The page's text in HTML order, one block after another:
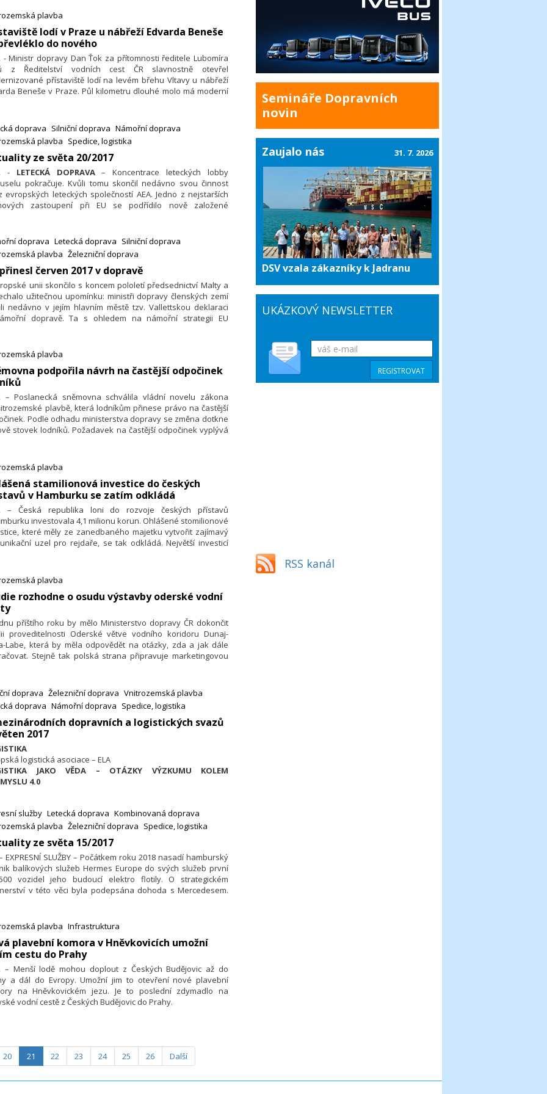
Sobotku, aby Koncepce byla projednána a schválena
současnou vládou.
plavba
lodí v Praze u nábřeží Edvarda Beneše
do nového
- Ministr dopravy Dan Ťok za přítomnosti ředitele Lubomíra
z Ředitelství vodních cest ČR slavnostně otevřel
přístaviště lodí na levém břehu Vltavy u nábřeží
Beneše v Praze. Půl kilometru dlouhé molo má moderní
doprava Silniční doprava Námořní doprava
plavba Spedice, logistika
ze světa 20/2017
- LETECKÁ DOPRAVA– Koncentrace leteckých lobby
pokračuje. Kvůli tomu skončil nedávno svou činnost
evropských leteckých společností AEA. Jedno z nejstarších
zastoupení při EU se podřídilo nově založené
let existovat“, nyní vedoucí představitelé vydali sdělení
na rozloučenou“ o rozpuštění svazu
doprava Letecká doprava Silniční doprava
plavba Železniční doprava
červen 2017 v dopravě
unii skončilo s koncem pololetí předsednictví Malty a
užitečnou upomínku: ministři dopravy členských zemí
nedávno v jejím hlavním městě tzv. Vallettskou deklaraci
dopravě. Ta s ohledem na námořní strategii EU
plavby.plavba
podpořila návrh na častější odpočinek
– Poslanecká sněmovna schválila vládní novelu zákona
plavbě, která lodníkům přinese právo na častější
Podle odhadu ministerstva dopravy se změna dotkne
stovek lodníků. Požadavek na častější odpočinek vyplývá
plavba
stamilionová investice do českých
v Hamburku se zatím odkládá
– Česká republika loni do rozvoje českých přístavů
investovala 4,1 milionu korun. Ohlášené stomilionové
které měly ze zanedbaného majetku vytvořit zajímavý
uzel pro rejdaře, se tak odkládá. Největší investicí
dopravy Tomáš Neřold.
plavba
rozhodne o osudu výstavby oderské vodní
příštího roku by mělo Ministerstvo dopravy ČR dokončit
proveditelnosti Oderské větve vodního koridoru Dunaj-
Labe, která by měla odpovědět na otázky, zda a jak dále
Stejně tak polská strana připravuje marketingovou
– Forum Odrazańskie, která se konala 31. května
a kterou pořádalo Sdružení pro rozvoj
kraje ve spolupráci s polským partnerem
(Górnośląska Agencja Przedsiębiorczości i Rozwoju).
doprava Železniční doprava Vnitrozemská plavba
doprava Námořní doprava Spedice, logistika
dopravních a logistických svazů
2017
logistická asociace – ELA
JAKO VĚDA – OTÁZKY VÝZKUMU KOLEM
4.0
najít nové postavení logistiky jako disciplíny i jako vědy.
jako internet věcí a služeb, big data nebo autonomní
jsou nedílně propojena s logistikou dneška. V tomto
se logistika jako věda a jako hospodářský sektor neřídí
aplikacemi, ale stále více vývojem základních metod,
a technikou.
služby Letecká doprava Kombinovaná doprava
plavba Železniční doprava Spedice, logistika
ze světa 15/2017
EXPRESNÍ SLUŽBY – Počátkem roku 2018 nasadí hamburský
balíkových služeb Hermes Europe do svých služeb první
vozidel jeho budoucí elektro flotily. O strategickém
v této věci byla podepsána dohoda s Mercedesem.
plavba Infrastruktura
plavební komora v Hněvkovicích umožní
cestu do Prahy
– Menší lodě mohou doplout z Českých Budějovic až do
a dál do Evropy. Umožní jim to otevření nové plavební
na Hněvkovickém jezu. Je to poslední zdymadlo na
vodní cestě z Českých Budějovic do Prahy.
20 21 22 23 24 25 26 Další
Semináře Dopravních
novin
Zaujalo nás
DSV vzala zákazníky k Jadranu
31. 7. 2026
UKÁZKOVÝ NEWSLETTER
RSS kanál